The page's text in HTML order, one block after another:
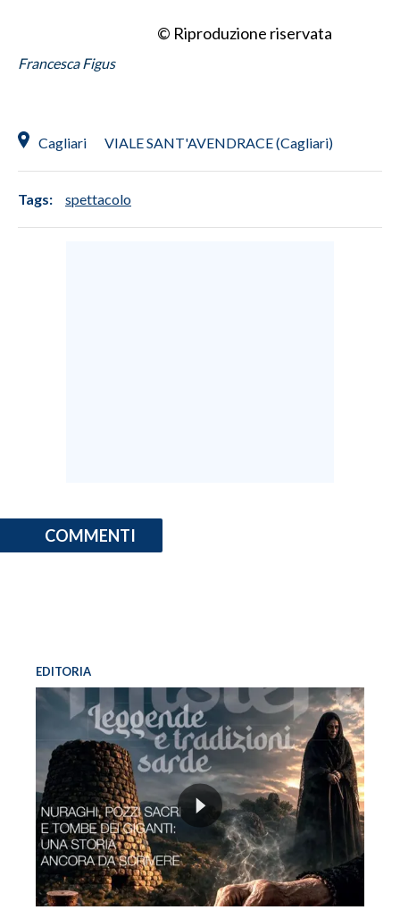
© Riproduzione riservata
Francesca Figus
Cagliari VIALE SANT'AVENDRACE (Cagliari)
Tags: spettacolo
COMMENTI
EDITORIA